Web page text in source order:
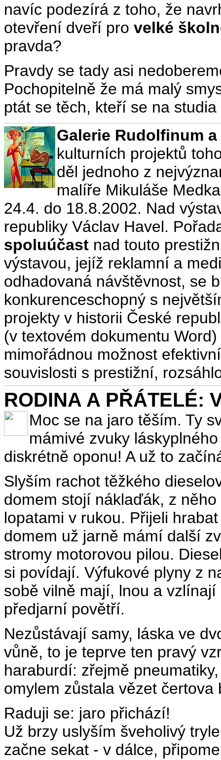
navíc podezírá z toho, že
otevření dveří pro velké
pravda?
Pravdy se tady asi
Pochopitelně že má malý
ptát se těch, kteří se na
Galerie Rudolfinum a
kulturních projektů
děl jednoho z
malíře Mikuláše
24.4. do 18.8.2002. Nad
republiky Václav Havel.
spoluúčast nad touto
výstavou, jejíž reklamní a
odhadovaná návštěvnost, se
konkurenceschopný s
projekty v historii České
(v textovém dokumentu
mimořádnou možnost
souvislosti s prestižní,
RODINA A PŘÁTELÉ:
Moc se na jaro těším. Ty
mámivé zvuky
diskrétně oponu! A už to
Slyším rachot těžkého
domem stojí náklaďák, z
lopatami v rukou. Přijeli
domem už jarně mámí další
stromy motorovou pilou.
si povídají. Výfukové plyny z
sobě vilně mají, lnou a
předjarní povětří.
Nezůstávají samy, láska ve
vůně, to je teprve ten pravý
haraburdí: zřejmě
omylem zůstala vězet čertova
Raduji se: jaro přichází!
Už brzy uslyším šveholivý
začne sekat - v dálce,